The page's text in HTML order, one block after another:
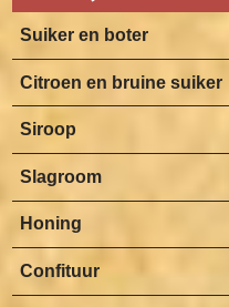
Suiker en boter
Citroen en bruine suiker
Siroop
Slagroom
Honing
Confituur